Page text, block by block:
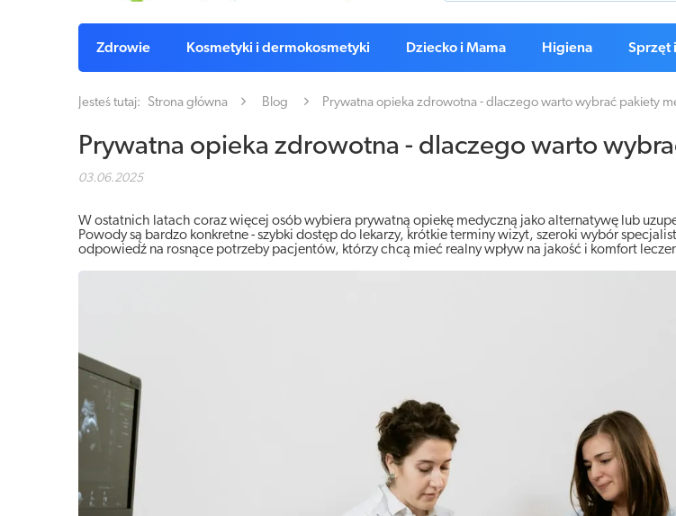
Zdrowie Kosmetyki i dermokosmetyki Dziecko i Mama Higiena Sprzęt
Jesteś tutaj: Strona główna Blog Prywatna opieka zdrowotna - dlaczego warto wybrać pakiety
Prywatna opieka zdrowotna - dlaczego warto
03.06.2025
W ostatnich latach coraz więcej osób wybiera prywatną opiekę medyczną jako alternatywę lub
Powody są bardzo konkretne - szybki dostęp do lekarzy, krótkie terminy wizyt, szeroki wybór
odpowiedź na rosnące potrzeby pacjentów, którzy chcą mieć realny wpływ na jakość i komfort